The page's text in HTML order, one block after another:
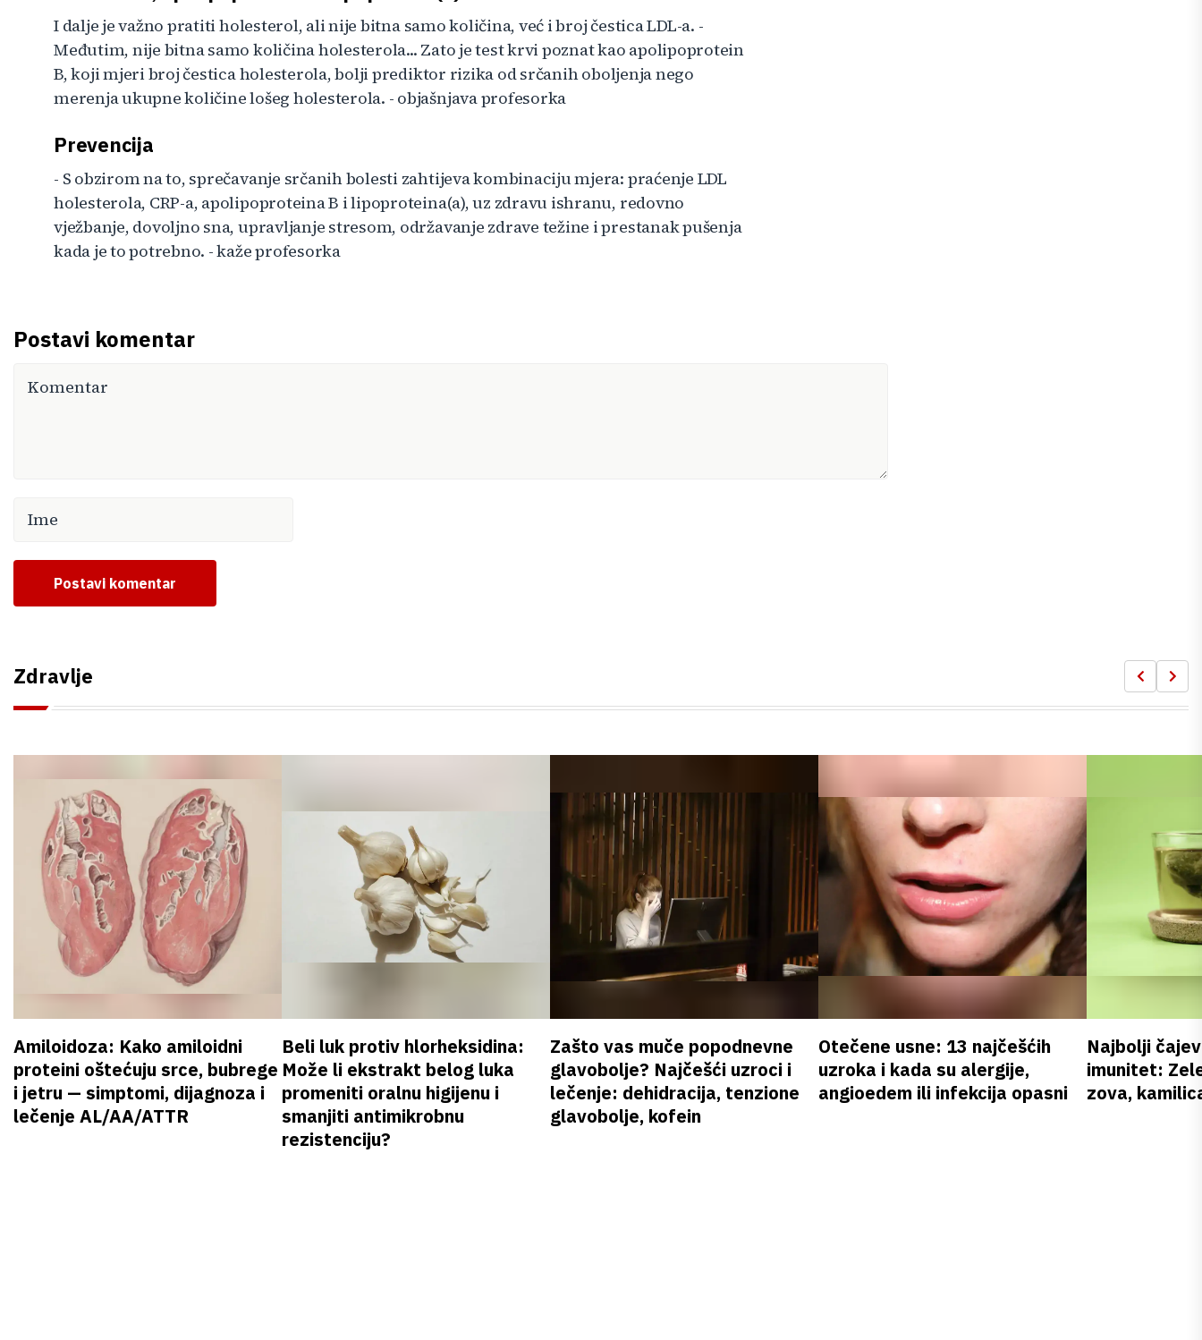
I dalje je važno pratiti holesterol, ali nije bitna samo količina, već i broj čestica LDL-a. -
Međutim, nije bitna samo količina holesterola... Zato je test krvi poznat kao apolipoprotein
B, koji mjeri broj čestica holesterola, bolji prediktor rizika od srčanih oboljenja nego
merenja ukupne količine lošeg holesterola. - objašnjava profesorka
Prevencija
- S obzirom na to, sprečavanje srčanih bolesti zahtijeva kombinaciju mjera: praćenje LDL
holesterola, CRP-a, apolipoproteina B i lipoproteina(a), uz zdravu ishranu, redovno
vježbanje, dovoljno sna, upravljanje stresom, održavanje zdrave težine i prestanak pušenja
kada je to potrebno. - kaže profesorka
Postavi komentar
Postavi komentar
Zdravlje
Amiloidoza: Kako amiloidni
proteini oštećuju srce, bubrege
i jetru — simptomi, dijagnoza i
lečenje AL/AA/ATTR
Beli luk protiv hlorheksidina:
Može li ekstrakt belog luka
promeniti oralnu higijenu i
smanjiti antimikrobnu
rezistenciju?
Zašto vas muče popodnevne
glavobolje? Najčešći uzroci i
lečenje: dehidracija, tenzione
glavobolje, kofein
Otečene usne: 13 najčešćih
uzroka i kada su alergije,
angioedem ili infekcija opasni
Najbolji
imunitet:
zova,